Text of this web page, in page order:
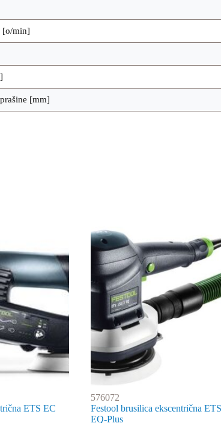
[o/min]
[mm]
ETS EC
576072
Festool brusilica ekscentrična
EQ-Plus